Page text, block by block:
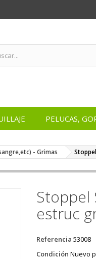
PELUCAS,
- Grimas
Stoppel
estruc
Referencia 53008
Condición Nuevo